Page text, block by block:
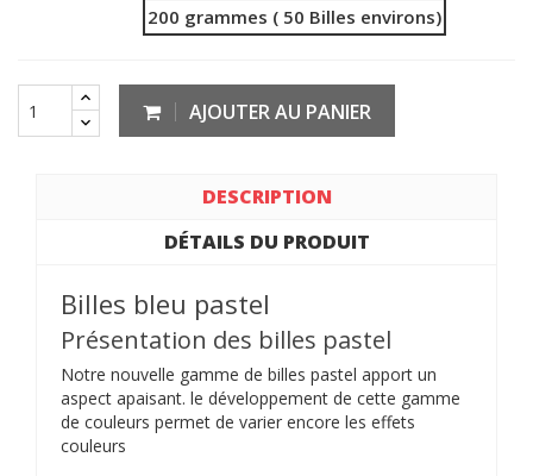
200 grammes ( 50 Billes environs)
AJOUTER AU PANIER
DESCRIPTION
DÉTAILS DU PRODUIT
Billes bleu pastel
Présentation des billes pastel
Notre nouvelle gamme de billes pastel apport un
aspect apaisant. le développement de cette gamme
de couleurs permet de varier encore les effets
couleurs